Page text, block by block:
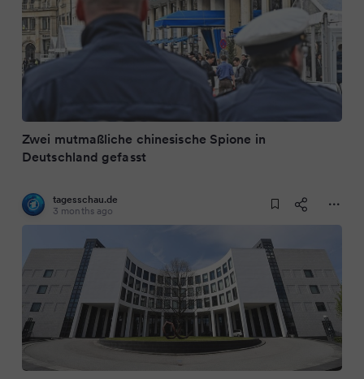
Zwei mutmaßliche chinesische Spione in
Deutschland gefasst
tagesschau.de
3 months ago